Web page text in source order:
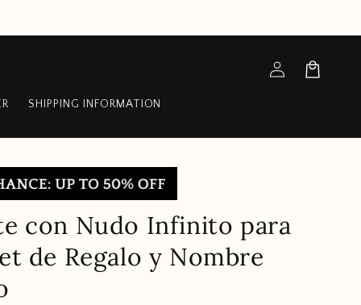
SHIPPING INFORMATION
Log
in
Cart
con Nudo Infinito para
de Regalo y Nombre